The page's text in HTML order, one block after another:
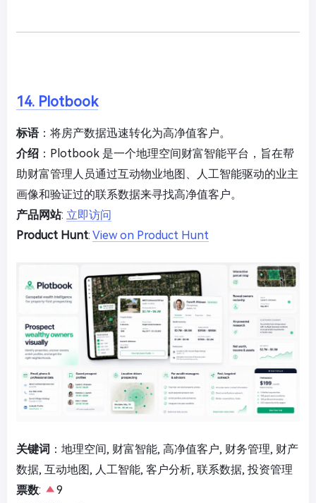
14. Plotbook
标语：将房产数据迅速转化为高净值客户。
介绍 ：Plotbook 是一个地理空间财富智能平台，旨在帮
助财富管理人员通过互动物业地图、人工智能驱动的业主
画像和验证过的联系数据来寻找高净值客户。
产品网站: 立即访问
Product Hunt: View on Product Hunt
关键词 ：地理空间, 财富智能, 高净值客户, 财务管理, 财产
数据, 互动地图, 人工智能, 客户分析, 联系数据, 投资管理
票数:
9